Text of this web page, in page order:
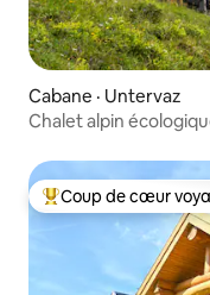
Cabane · Untervaz
Chalet alpin
Coup de cœur
Coup de cœur